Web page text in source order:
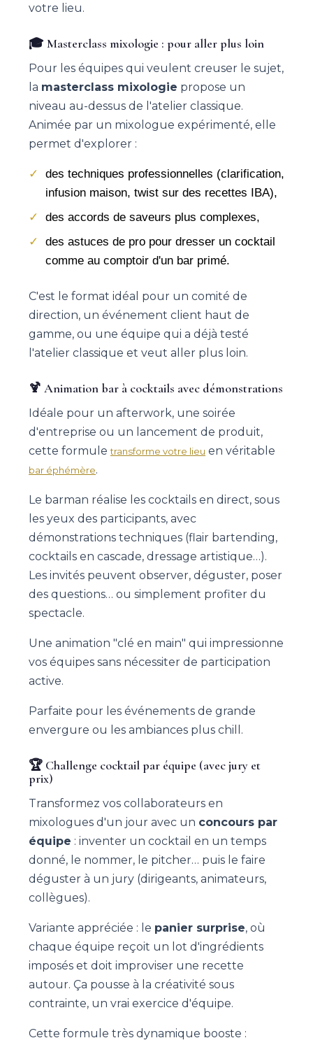
votre lieu.
🎓 Masterclass mixologie : pour aller plus loin
Pour les équipes qui veulent creuser le sujet,
la masterclass mixologie propose un
niveau au-dessus de l'atelier classique.
Animée par un mixologue expérimenté, elle
permet d'explorer :
des techniques professionnelles (clarification,
infusion maison, twist sur des recettes IBA),
des accords de saveurs plus complexes,
des astuces de pro pour dresser un cocktail
comme au comptoir d'un bar primé.
C'est le format idéal pour un comité de
direction, un événement client haut de
gamme, ou une équipe qui a déjà testé
l'atelier classique et veut aller plus loin.
🍹 Animation bar à cocktails avec démonstrations
Idéale pour un afterwork, une soirée
d'entreprise ou un lancement de produit,
cette formuletransforme votre lieu en véritable
bar éphémère.
Le barman réalise les cocktails en direct, sous
les yeux des participants, avec
démonstrations techniques (flair bartending,
cocktails en cascade, dressage artistique…).
Les invités peuvent observer, déguster, poser
des questions… ou simplement profiter du
spectacle.
Une animation "clé en main" qui impressionne
vos équipes sans nécessiter de participation
active.
Parfaite pour les événements de grande
envergure ou les ambiances plus chill.
🏆 Challenge cocktail par équipe (avec jury et
prix)
Transformez vos collaborateurs en
mixologues d'un jour avec un concours par
équipe : inventer un cocktail en un temps
donné, le nommer, le pitcher… puis le faire
déguster à un jury (dirigeants, animateurs,
collègues).
Variante appréciée : le panier surprise, où
chaque équipe reçoit un lot d'ingrédients
imposés et doit improviser une recette
autour. Ça pousse à la créativité sous
contrainte, un vrai exercice d'équipe.
Cette formule très dynamique booste :